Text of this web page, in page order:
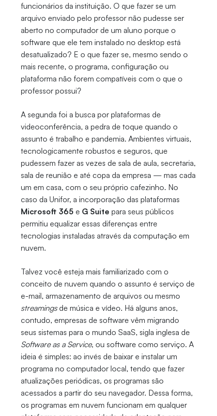
funcionários da instituição. O que fazer se um
arquivo enviado pelo professor não pudesse ser
aberto no computador de um aluno porque o
software que ele tem instalado no desktop está
desatualizado? E o que fazer se, mesmo sendo o
mais recente, o programa, configuração ou
plataforma não forem compatíveis com o que o
professor possui?
A segunda foi a busca por plataformas de
videoconferência, a pedra de toque quando o
assunto é trabalho e pandemia. Ambientes virtuais,
tecnologicamente robustos e seguros, que
pudessem fazer as vezes de sala de aula, secretaria,
sala de reunião e até copa da empresa — mas cada
um em casa, com o seu próprio cafezinho. No
caso da Unifor, a incorporação das plataformas
Microsoft 365 e G Suite para seus públicos
permitiu equalizar essas diferenças entre
tecnologias instaladas através da computação em
nuvem.
Talvez você esteja mais familiarizado com o
conceito de nuvem quando o assunto é serviço de
e-mail, armazenamento de arquivos ou mesmo
streamingsde música e vídeo. Há alguns anos,
contudo, empresas de software vêm migrando
seus sistemas para o mundo SaaS, sigla inglesa de
Software as a Service, ou software como serviço. A
ideia é simples: ao invés de baixar e instalar um
programa no computador local, tendo que fazer
atualizações periódicas, os programas são
acessados a partir do seu navegador. Dessa forma,
os programas em nuvem funcionam em qualquer